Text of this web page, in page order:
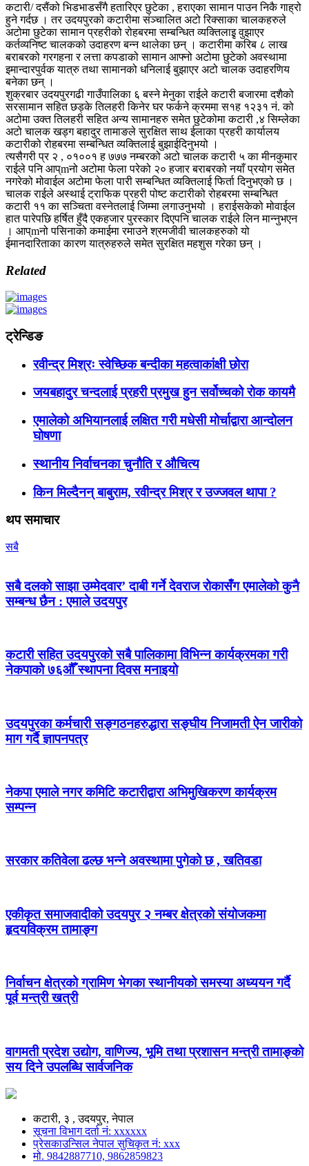
कटारी/ दसैंको भिडभाडसँगै हतारिएर छुटेका , हराएका सामान पाउन निकै गाह्रो
हुने गर्दछ । तर उदयपुरको कटारीमा संञ्चालित अटो रिक्साका चालकहरुले
अटोमा छुटेका सामान प्रहरीको रोहबरमा सम्बन्धित व्यक्तिलाइृ वुझाएर
कर्तव्यनिष्ट चालकको उदाहरण बन्न थालेका छन् । कटारीमा करिब ८ लाख
बराबरको गरगहना र लत्ता कपडाको सामान आफ्नो अटोमा छुटेको अवस्थामा
इमान्दारपुर्वक यात्रु तथा सामानको धनिलाई बुझाएर अटो चालक उदाहरणिय
बनेका छन् ।
शुक्रबार उदयपुरगढी गाउँपालिका ६ बस्ने मेनुका राईले कटारी बजारमा दशैको
सरसामान सहित छड्के तिलहरी किनेर घर फर्कने क्रममा स१ह १२३१ नं. को
अटोमा उक्त तिलहरी सहित अन्य सामानहरु समेत छुटेकोमा कटारी ,४ सिम्लेका
अटो चालक खड्ग बहादुर तामाङले सुरक्षित साथ ईलाका प्रहरी कार्यालय
कटारीको रोहबरमा सम्बन्धित व्यक्तिलाई बुझाईदिनुभयो ।
त्यसैगरी प्र २ , ०१००१ ह ७७७ नम्बरको अटो चालक कटारी ५ का मीनकुमार
राईले पनि आप्mनो अटोमा फेला परेको २० हजार बराबरको नयाँ प्रयोग समेत
नगरेको मोवाईल अटोमा फेला पारी सम्बन्धित व्यक्तिलाई फिर्ता दिनुभएको छ ।
चालक राईले अस्थाई ट्राफिक प्रहरी पोष्ट कटारीको रोहबरमा सम्बन्धित
कटारी ११ का सञ्चिता वस्नेतलाई जिम्मा लगाउनुभयो । हराईसकेको मोवाईल
हात पारेपछि हर्षित हुँदै एकहजार पुरस्कार दिएपनि चालक राईले लिन मान्नुभएन
। आप्mनो पसिनाको कमाईमा रमाउने श्रमजीवी चालकहरुको यो
ईमानदारिताका कारण यात्रुहरुले समेत सुरक्षित महशुस गरेका छन् ।
Related
ट्रेन्डिङ
रवीन्द्र मिश्रः स्वेच्छिक बन्दीका महत्वाकांक्षी छोरा
जयबहादुर चन्दलाई प्रहरी प्रमुख हुन सर्वोच्चको रोक कायमै
एमालेको अभियानलाई लक्षित गरी मधेसी मोर्चाद्वारा आन्दोलन
घोषणा
स्थानीय निर्वाचनका चुनौति र औचित्य
किन मिल्दैनन् बाबुराम, रवीन्द्र मिश्र र उज्जवल थापा ?
थप समाचार
सबै
सबै दलको साझा उम्मेदवार’ दाबी गर्ने देवराज रोकासँग एमालेको कुनै
सम्बन्ध छैन : एमाले उदयपुर
कटारी सहित उदयपुरको सबै पालिकामा विभिन्न कार्यक्रमका गरी
नेकपाको ७६औँ स्थापना दिवस मनाइयो
उदयपुरका कर्मचारी सङ्गठनहरुद्धारा सङ्घीय निजामती ऐन जारीको
माग गर्दै ज्ञापनपत्र
नेकपा एमाले नगर कमिटि कटारीद्वारा अभिमुखिकरण कार्यक्रम
सम्पन्न
सरकार कतिवेला ढल्छ भन्ने अवस्थामा पुगेको छ , खतिवडा
एकीकृत समाजवादीको उदयपुर २ नम्बर क्षेत्रको संयोजकमा
हृदयविक्रम तामाङ्ग
निर्वाचन क्षेत्रको ग्रामिण भेगका स्थानीयको समस्या अध्ययन गर्दै
पूर्व मन्त्री खत्री
वागमती प्रदेश उद्योग, वाणिज्य, भूमि तथा प्रशासन मन्त्री तामाङ्को
सय दिने उपलब्धि सार्वजनिक
कटारी, ३ , उदयपुर, नेपाल
सूचना विभाग दर्ता नं: xxxxxx
प्रेसकाउन्सिल नेपाल सुचिकृत नं: xxx
मो. 9842887710, 9862859823